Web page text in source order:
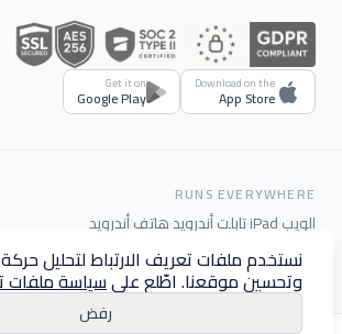
Download on the
App Store
Get it on
Google Play
RUNS EVERYWHERE
الويب·
iPad
·تابلت أندرويد·هاتف أندرويد
نستخدم ملفات تعريف الارتباط لتحليل حركة
وتحسين موقعنا. اطّلع علىسياسة ملفات
رفض